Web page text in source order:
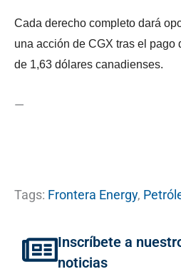
Cada derecho completo dará
una acción de CGX tras el pago
de 1,63 dólares canadienses.
—
Tags: Frontera Energy,
Inscríbete a
noticias